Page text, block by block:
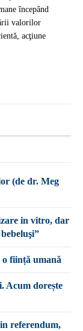
începând
valorilor
acţiune
(de dr. Meg
in vitro, dar
o ființă umană
Acum dorește
referendum,